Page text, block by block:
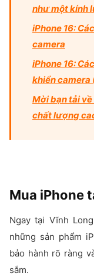
như một kính
iPhone 16:
camera
iPhone 16:
khiển camera
Mời bạn tải về
chất lượng
Mua iPhone
Ngay tại Vĩnh
những sản phẩm
bảo hành rõ ràng
sắm.